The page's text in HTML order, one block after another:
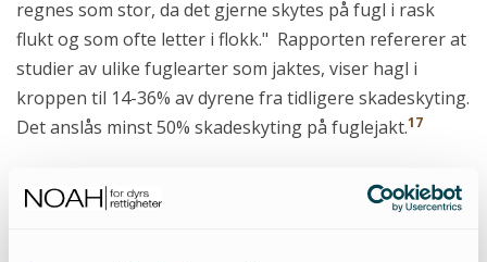
regnes som stor, da det gjerne skytes på fugl i rask
flukt og som ofte letter i flokk." Rapporten refererer at
studier av ulike fuglearter som jaktes, viser hagl i
kroppen til 14-36% av dyrene fra tidligere skadeskyting.
Det anslås minst 50% skadeskyting på fuglejakt.17
Også Vitenskapskomiteen (VKM) konkluderte med at
studier viser en risiko for at "halvparten blir